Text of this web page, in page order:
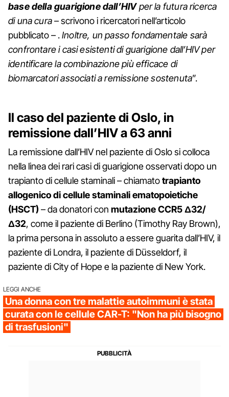
base della guarigione dall’HIVper la futura ricerca
di una cura– scrivono i ricercatori nell’articolo
pubblicato – .Inoltre, un passo fondamentale sarà
confrontare i casi esistenti di guarigione dall’HIV per
identificare la combinazione più efficace di
biomarcatori associati a remissione sostenuta”.
Il caso del paziente di Oslo, in
remissione dall’HIV a 63 anni
La remissione dall’HIV nel paziente di Oslo si colloca
nella linea dei rari casi di guarigione osservati dopo un
trapianto di cellule staminali – chiamatotrapianto
allogenico di cellule staminali ematopoietiche
(HSCT) – da donatori con mutazione CCR5 Δ32/
Δ32, come il paziente di Berlino (Timothy Ray Brown),
la prima persona in assoluto a essere guarita dall’HIV, il
paziente di Londra, il paziente di Düsseldorf, il
paziente di City of Hope e la paziente di New York.
LEGGI ANCHE
Una donna con tre malattie autoimmuni è stata
curata con le cellule CAR-T: "Non ha più bisogno
di trasfusioni"